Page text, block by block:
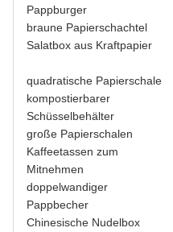
Pappburger
braune Papierschachtel
Salatbox aus Kraftpapier
quadratische Papierschale
kompostierbarer
Schüsselbehälter
große Papierschalen
Kaffeetassen zum
Mitnehmen
doppelwandiger
Pappbecher
Chinesische Nudelbox